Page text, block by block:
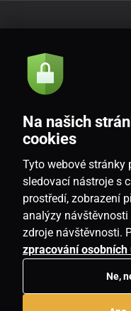
Akce a novinky e-
Souhlasím sezásadami
CZ
Na našich
cookies
Tyto webové stránky
sledovací nástroje s
prostředí, zobrazení
analýzy
zdroje návštěvnosti.
zpracování osobních
Ne,